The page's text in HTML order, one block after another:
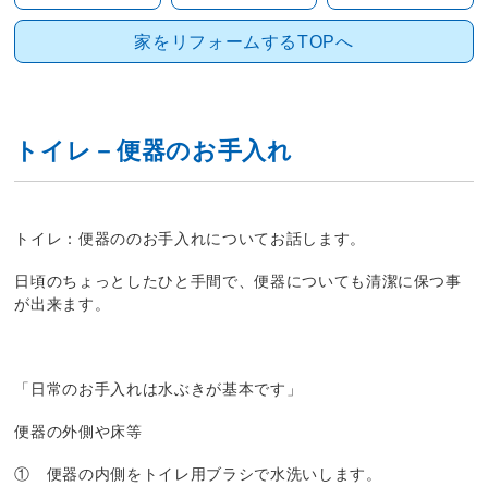
家をリフォームするTOPへ
トイレ－便器のお手入れ
トイレ：便器ののお手入れについてお話します。
日頃のちょっとしたひと手間で、便器についても清潔に保つ事
が出来ます。
「日常のお手入れは水ぶきが基本です」
便器の外側や床等
① 便器の内側をトイレ用ブラシで水洗いします。